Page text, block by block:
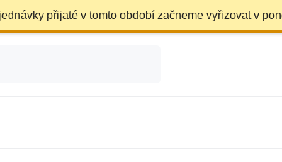
přijaté v tomto období začneme vyřizovat v